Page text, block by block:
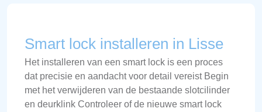
Smart lock installeren in Lisse
Het installeren van een smart lock is een proces
dat precisie en aandacht voor detail vereist Begin
met het verwijderen van de bestaande slotcilinder
en deurklink Controleer of de nieuwe smart lock